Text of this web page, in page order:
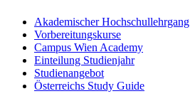
Akademischer Hochschullehrgang
Vorbereitungskurse
Campus Wien Academy
Einteilung Studienjahr
Studienangebot
Österreichs Study Guide